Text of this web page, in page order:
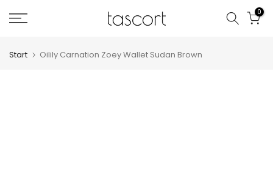
Zum
springen
0
Start Oilily Carnation Zoey Wallet Sudan Brown